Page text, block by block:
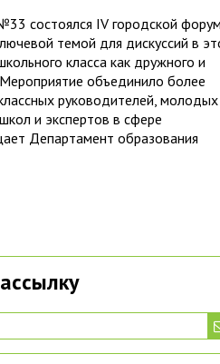
состоялся IV городской
темой для дискуссий в
класса как дружного и
объединило более
руководителей, молодых
и экспертов в сфере
Департамент образования